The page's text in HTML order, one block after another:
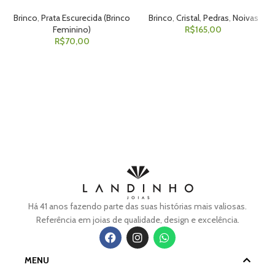
Brinco, Prata Escurecida (Brinco
Feminino)
R$70,00
Brinco, Cristal, Pedras, Noivas
R$165,00
Há 41 anos fazendo parte das suas histórias mais valiosas.
Referência em joias de qualidade, design e excelência.
MENU